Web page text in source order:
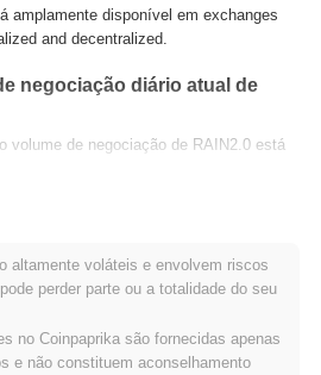
amplamente disponível em exchanges
and decentralized.
negociação diário atual de
volume de negociação de RAIN2.0 está
faixa de preço de RAIN2.0?
€0.00
altamente voláteis e envolvem riscos
perder parte ou a totalidade do seu
no Coinpaprika são fornecidas apenas
e não constituem aconselhamento